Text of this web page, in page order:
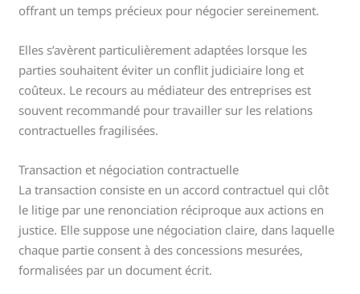
offrant un temps précieux pour négocier sereinement.
Elles s’avèrent particulièrement adaptées lorsque les
parties souhaitent éviter un conflit judiciaire long et
coûteux. Le recours au médiateur des entreprises est
souvent recommandé pour travailler sur les relations
contractuelles fragilisées.
Transaction et négociation contractuelle
La transaction consiste en un accord contractuel qui clôt
le litige par une renonciation réciproque aux actions en
justice. Elle suppose une négociation claire, dans laquelle
chaque partie consent à des concessions mesurées,
formalisées par un document écrit.